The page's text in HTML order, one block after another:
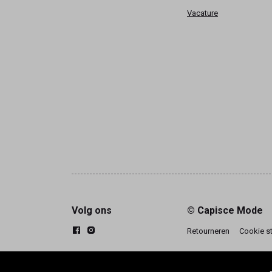
Vacature
Volg ons © Capisce Mode
Retourneren Cookie